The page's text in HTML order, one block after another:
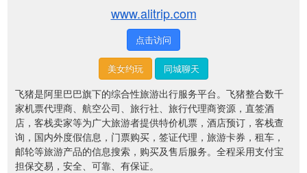
www.alitrip.com
点击访问
美女约玩 同城聊天
飞猪是阿里巴巴旗下的综合性旅游出行服务平台。飞猪整合数千
家机票代理商、航空公司、旅行社、旅行代理商资源，直签酒
店，客栈卖家等为广大旅游者提供特价机票，酒店预订，客栈查
询，国内外度假信息，门票购买，签证代理，旅游卡券，租车，
邮轮等旅游产品的信息搜索，购买及售后服务。全程采用支付宝
担保交易，安全、可靠、有保证。